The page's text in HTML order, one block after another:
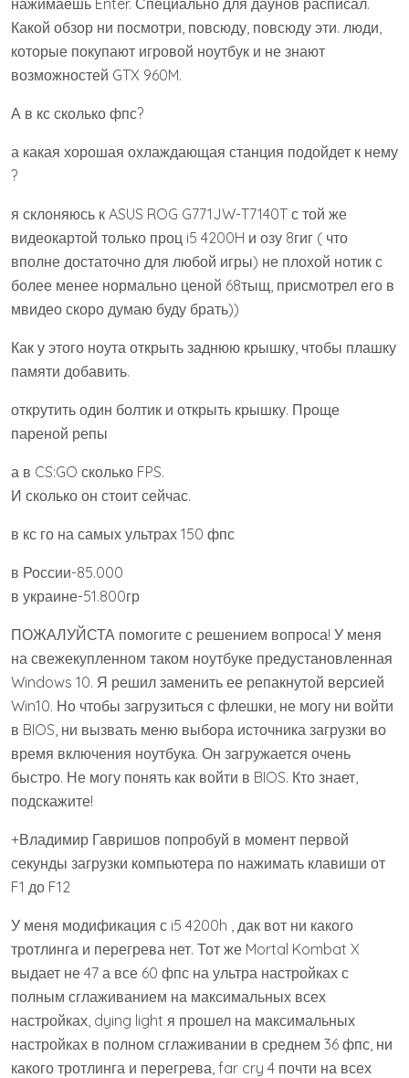
нажимаешь Enter. Специально для даунов расписал.
Какой обзор ни посмотри, повсюду, повсюду эти. люди,
которые покупают игровой ноутбук и не знают
возможностей GTX 960M.
А в кс сколько фпс?
а какая хорошая охлаждающая станция подойдет к нему
?
я склоняюсь к ASUS ROG G771JW-T7140T с той же
видеокартой только проц i5 4200H и озу 8гиг ( что
вполне достаточно для любой игры) не плохой нотик с
более менее нормально ценой 68тыщ, присмотрел его в
мвидео скоро думаю буду брать))
Как у этого ноута открыть заднюю крышку, чтобы плашку
памяти добавить.
открутить один болтик и открыть крышку. Проще
пареной репы
а в CS:GO сколько FPS.
И сколько он стоит сейчас.
в кс го на самых ультрах 150 фпс
в России-85.000
в украине-51.800гр
ПОЖАЛУЙСТА помогите с решением вопроса! У меня
на свежекупленном таком ноутбуке предустановленная
Windows 10. Я решил заменить ее репакнутой версией
Win10. Но чтобы загрузиться с флешки, не могу ни войти
в BIOS, ни вызвать меню выбора источника загрузки во
время включения ноутбука. Он загружается очень
быстро. Не могу понять как войти в BIOS. Кто знает,
подскажите!
+Владимир Гавришов попробуй в момент первой
секунды загрузки компьютера по нажимать клавиши от
F1 до F12
У меня модификация с i5 4200h , дак вот ни какого
тротлинга и перегрева нет. Тот же Mortal Kombat X
выдает не 47 а все 60 фпс на ультра настройках с
полным сглаживанием на максимальных всех
настройках, dying light я прошел на максимальных
настройках в полном сглаживании в среднем 36 фпс, ни
какого тротлинга и перегрева, far cry 4 почти на всех